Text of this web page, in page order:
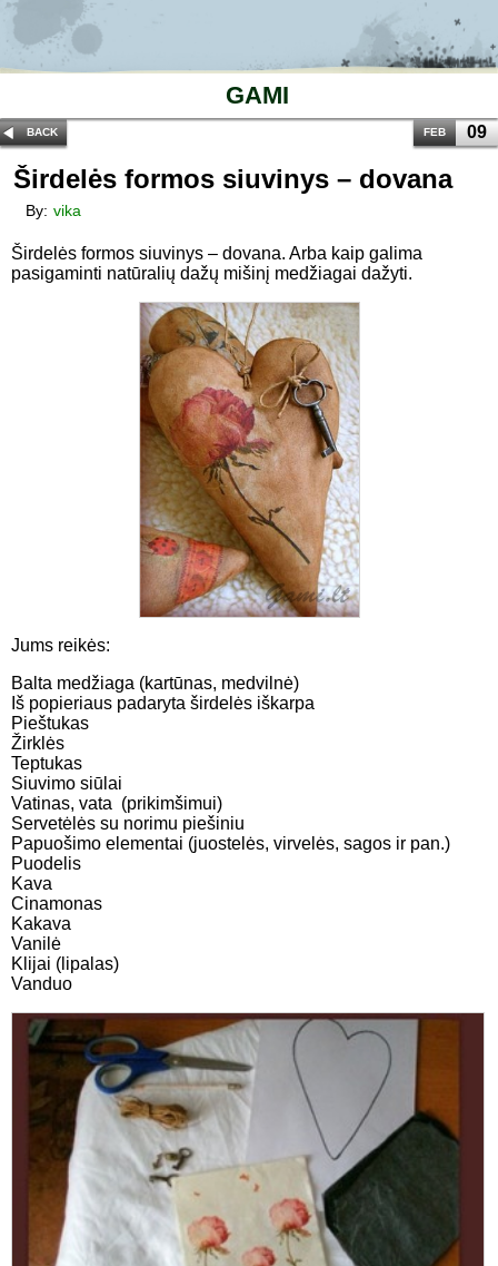
GAMI
BACK FEB 09
Širdelės formos siuvinys – dovana
By: vika
Širdelės formos siuvinys – dovana. Arba kaip galima
pasigaminti natūralių dažų mišinį medžiagai dažyti.
Jums reikės:
Balta medžiaga (kartūnas, medvilnė)
Iš popieriaus padaryta širdelės iškarpa
Pieštukas
Žirklės
Teptukas
Siuvimo siūlai
Vatinas, vata (prikimšimui)
Servetėlės su norimu piešiniu
Papuošimo elementai (juostelės, virvelės, sagos ir pan.)
Puodelis
Kava
Cinamonas
Kakava
Vanilė
Klijai (lipalas)
Vanduo